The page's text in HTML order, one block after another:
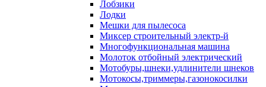
Лобзики
Лодки
Мешки для пылесоса
Миксер строительный электр-й
Многофункциональная машина
Молоток отбойный электрический
Мотобуры,шнеки,удлинители шнеков
Мотокосы,триммеры,газонокосилки